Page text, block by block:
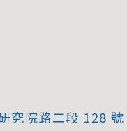
究院路二段 128 號